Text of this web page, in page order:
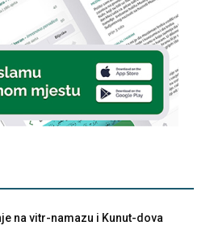
na vitr-namazu i Kunut-dova